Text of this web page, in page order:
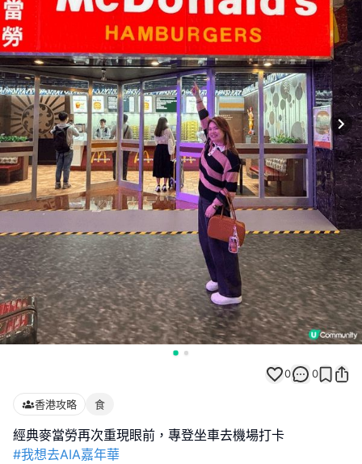
0 0
香港攻略 食
#我想去AIA嘉年華